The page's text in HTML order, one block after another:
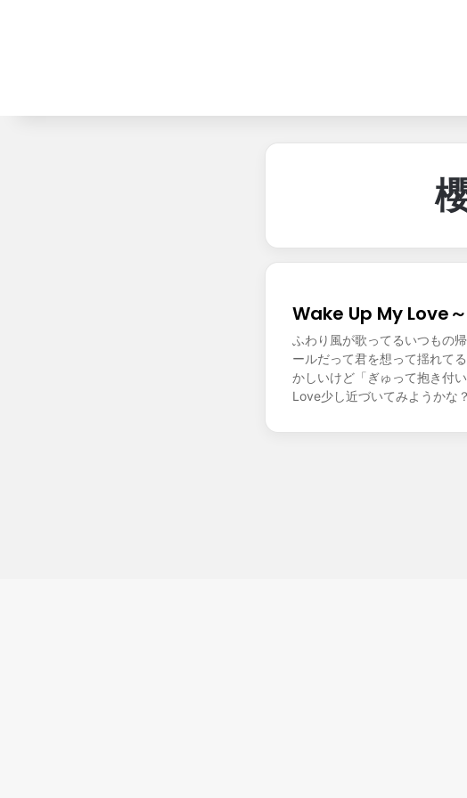
Wake Up My Love
ふわり風が歌ってるいつもの
ールだって君を想って揺れて
かしいけど「ぎゅって抱き付
Love少し近づいてみようかな